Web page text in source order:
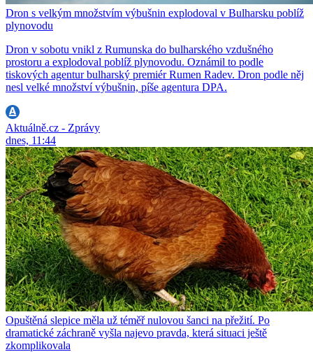
Dron s velkým množstvím výbušnin explodoval v Bulharsku poblíž
plynovodu
Dron v sobotu vnikl z Rumunska do bulharského vzdušného
prostoru a explodoval poblíž plynovodu. Oznámil to podle
tiskových agentur bulharský premiér Rumen Radev. Dron podle něj
nesl velké množství výbušnin, píše agentura DPA.
Aktuálně.cz - Zprávy
dnes, 11:44
Opuštěná slepice měla už téměř nulovou šanci na přežití. Po
dramatické záchraně vyšla najevo pravda, která situaci ještě
zkomplikovala